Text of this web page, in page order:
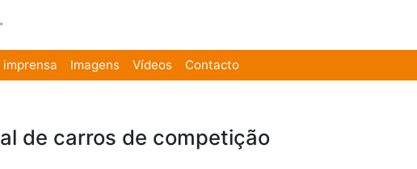
imprensa Imagens Vídeos Contacto
de carros de competição